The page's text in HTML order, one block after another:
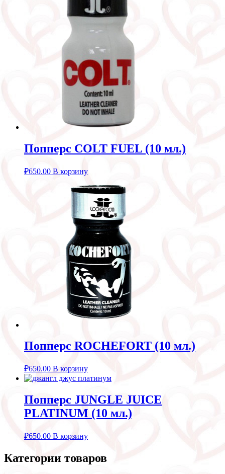
Попперс COLT FUEL (10 мл.)
₽650.00 В корзину
Попперс ROCHEFORT (10 мл.)
₽650.00 В корзину
Попперс JUNGLE JUICE
PLATINUM (10 мл.)
₽650.00 В корзину
Категории товаров